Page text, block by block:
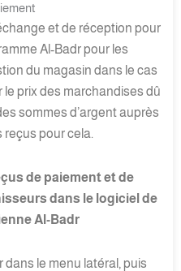
et de réception pour
Al-Badr pour les
du magasin dans le cas
prix des marchandises dû
sommes d’argent auprès
pour cela.
de paiement et de
dans le logiciel de
Al-Badr
dans le menu latéral, puis